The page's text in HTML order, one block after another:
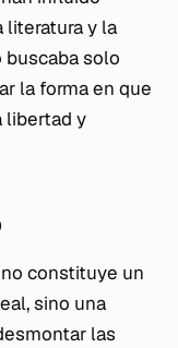
literatura y la
buscaba solo
la forma en que
libertad y
constituye un
sino una
las